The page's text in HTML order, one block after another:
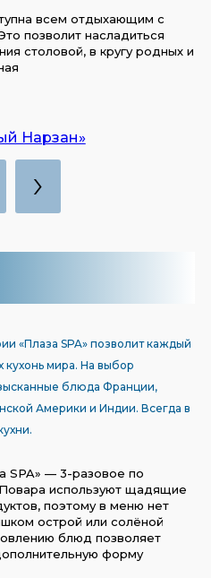
всем отдыхающим с
позволит насладиться
столовой, в кругу родных и
›
«Плаза SPA» позволит каждый
кухонь мира. На выбор
блюда Франции,
Америки и Индии. Всегда в
SPA» — 3-разовое по
используют щадящие
поэтому в меню нет
острой или солёной
блюд позволяет
форму